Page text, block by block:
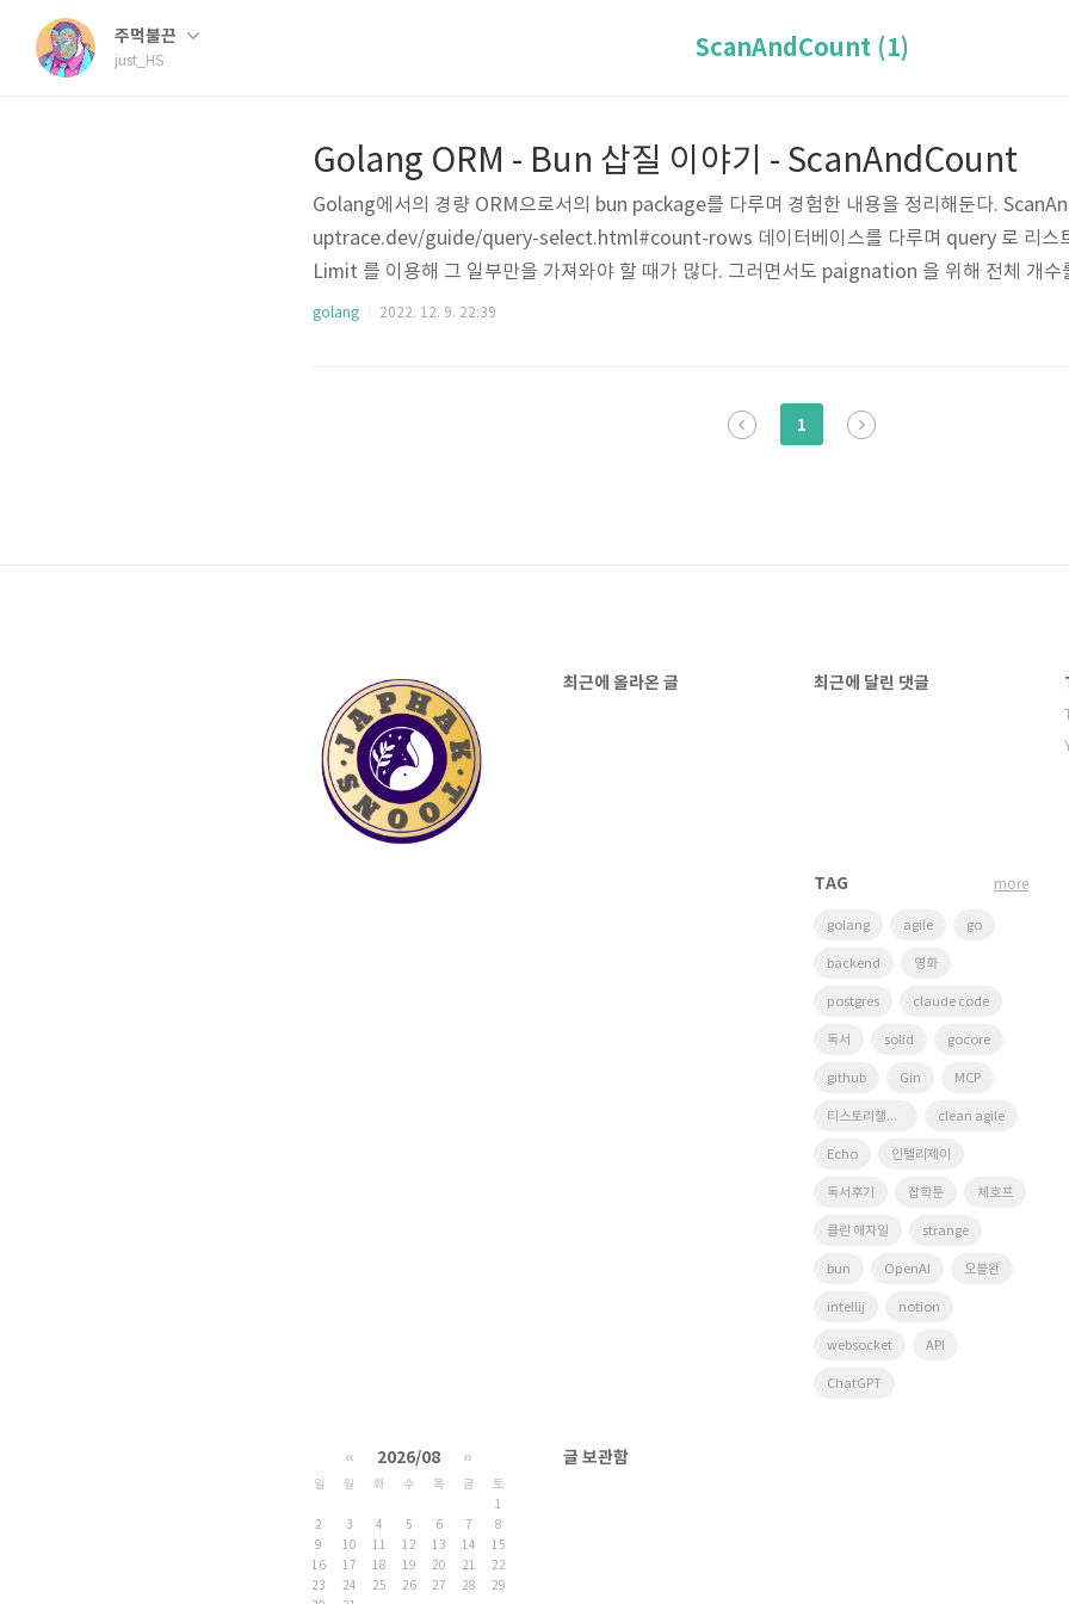
주먹불끈
just_HS ScanAndCount (1)
Golang ORM - Bun 삽질 이야기 - ScanAndCount
Golang에서의 경량 ORM으로서의 bun package를 다루며 경험한 내용을 정리해둔다.
uptrace.dev/guide/query-select.html#count-rows 데이터베이스를 다루며 query 로 리스
Limit 를 이용해 그 일부만을 가져와야 할 때가 많다. 그러면서도 paignation 을 위해 전체 개수
n 은 ScanAndCount() 기능을 제공한다. 이 매서드가 이쁜 것은 이 지점이다. Offset, Limit가
golang 2022. 12. 9. 22:39
1
최근에 올라온 글 최근에 달린 댓글
TAG
golang agile go
backend 영화
postgres claude code
독서 solid gocore
github Gin MCP
티스토리챌린지 clean agile
Echo 인텔리제이
독서후기 잡학툰 체호프
클린 애자일 strange
bun OpenAI 오블완
intellij notion
websocket API
ChatGPT
more
« 2026/08 »
일 월 화 수 목 금
토
1
2
3 4 5 6 7
8
9
10 11 12 13 14
15
16
17 18 19 20 21
22
23
24 25 26 27 28
29
글 보관함